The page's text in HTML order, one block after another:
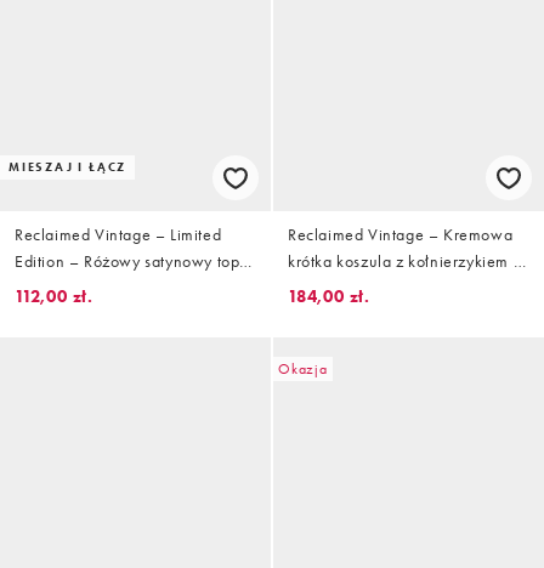
MIESZAJ I ŁĄCZ
Reclaimed Vintage – Limited
Edition – Różowy satynowy top
bandeau z falbanką i szalikiem
112,00 zł.
Reclaimed Vintage – Kremowa
krótka koszula z kołnierzykiem i
kwiatowym haftem
184,00 zł.
Okazja